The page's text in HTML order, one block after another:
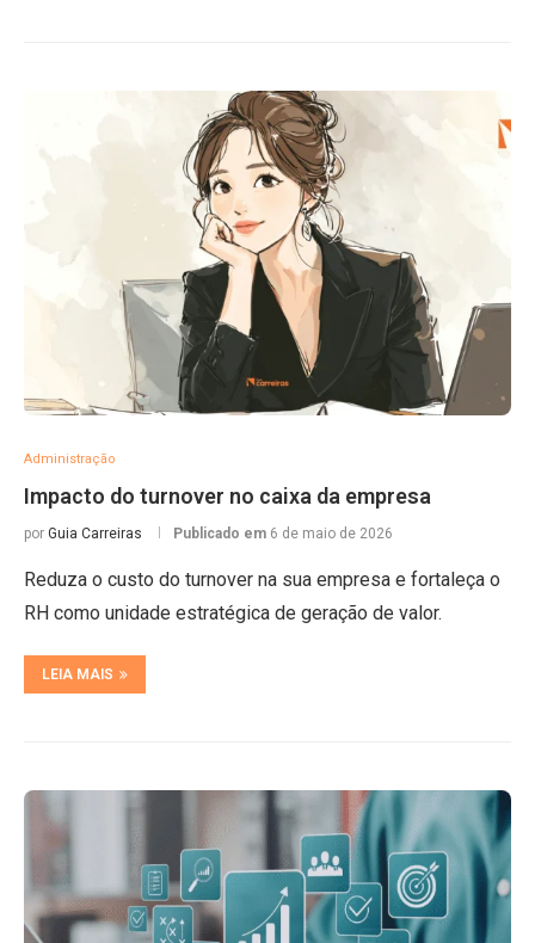
Administração
Impacto do turnover no caixa da empresa
por Guia Carreiras Publicado em 6 de maio de 2026
Reduza o custo do turnover na sua empresa e fortaleça o
RH como unidade estratégica de geração de valor.
LEIA MAIS